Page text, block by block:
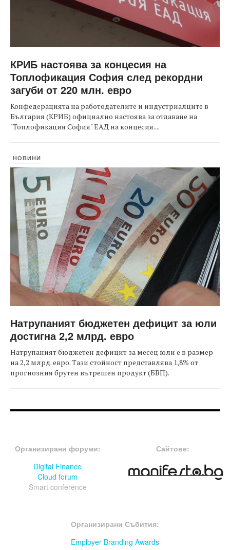
КРИБ настоява за концесия на
Топлофикация София след рекордни
загуби от 220 млн. евро
Конфедерацията на работодателите и индустриалците в
България (КРИБ) официално настоява за отдаване на
"Топлофикация София" ЕАД на концесия....
НОВИНИ
Натрупаният бюджетен дефицит за юли
достигна 2,2 млрд. евро
Натрупаният бюджетен дефицит за месец юли е в размер
на 2,2 млрд. евро. Тази стойност представлява 1,8% от
прогнозния брутен вътрешен продукт (БВП).
Организирани форуми:
Digital Finance
Cloud forum
Smart conference
Сайтове:
Организирани Събития:
Employer Branding Awards